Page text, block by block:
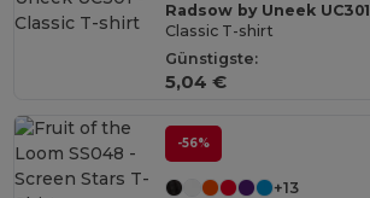
Radsow by Uneek UC301
Classic T-shirt
Günstigste:
5,04 €
-56%
+13